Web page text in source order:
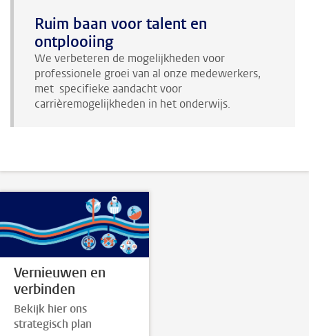
Ruim baan voor talent en
ontplooiing
We verbeteren de mogelijkheden voor
professionele groei van al onze medewerkers,
met specifieke aandacht voor
carrièremogelijkheden in het onderwijs.
Vernieuwen en
verbinden
Bekijk hier ons
strategisch plan